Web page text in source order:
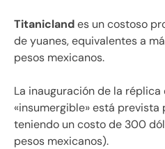
Titaniclandes un costoso
de yuanes, equivalentes a
pesos mexicanos.
La inauguración de la
«insumergible» está prevista
teniendo un costo de 300
pesos mexicanos).